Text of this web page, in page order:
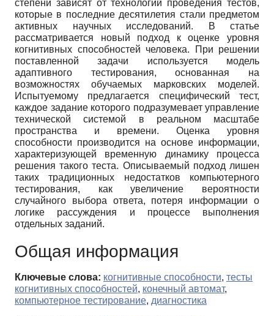
степени зависят от технологий проведения тестов,
которые в последние десятилетия стали предметом
активных научных исследований. В статье
рассматривается новый подход к оценке уровня
когнитивных способностей человека. При решении
поставленной задачи используется модель
адаптивного тестирования, основанная на
возможностях обучаемых марковских моделей.
Испытуемому предлагается специфический тест,
каждое задание которого подразумевает управление
технической системой в реальном масштабе
пространства и времени. Оценка уровня
способности производится на основе информации,
характеризующей временную динамику процесса
решения такого теста. Описываемый подход лишен
таких традиционных недостатков компьютерного
тестирования, как увеличение вероятности
случайного выбора ответа, потеря информации о
логике рассуждения и процессе выполнения
отдельных заданий.
Общая информация
Ключевые слова: когнитивные способности, тесты
когнитивных способностей, конечный автомат,
компьютерное тестирование, диагностика